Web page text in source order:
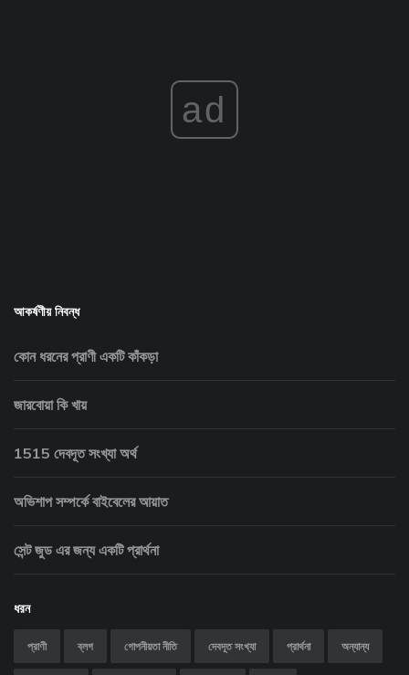
ad
আকর্ষণীয় নিবন্ধ
কোন ধরনের প্রাণী একটি কাঁকড়া
জারবোয়া কি খায়
1515 দেবদূত সংখ্যা অর্থ
অভিশাপ সম্পর্কে বাইবেলের আয়াত
সেন্ট জুড এর জন্য একটি প্রার্থনা
ধরন
প্রাণী ব্লগ গোপনীয়তা নীতি দেবদূত সংখ্যা প্রার্থনা অন্যান্য